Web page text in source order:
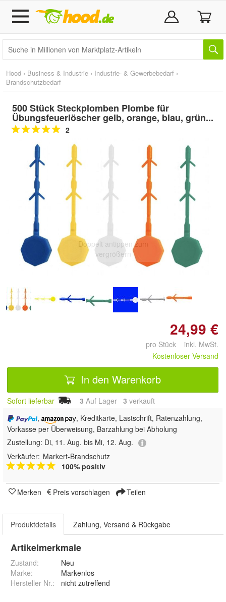
Hood › Business & Industrie › Industrie- & Gewerbebedarf ›
Brandschutzbedarf
500 Stück Steckplomben Plombe für
Übungsfeuerlöscher gelb, orange, blau, grün...
2
Doppelt antippen zum
vergrößern
24,99 €
pro Stück inkl. MwSt.
Kostenloser Versand
In den Warenkorb
Sofort lieferbar 3 Auf Lager 3 verkauft
,
, Kreditkarte, Lastschrift, Ratenzahlung,
Vorkasse per Überweisung, Barzahlung bei Abholung
Zustellung: Di, 11. Aug. bis Mi, 12. Aug.
Verkäufer: Markert-Brandschutz
100% positiv
Merken Preis vorschlagen Teilen
Produktdetails Zahlung, Versand & Rückgabe
Artikelmerkmale
Zustand:
Neu
Marke:
Markenlos
Hersteller Nr.:
nicht zutreffend